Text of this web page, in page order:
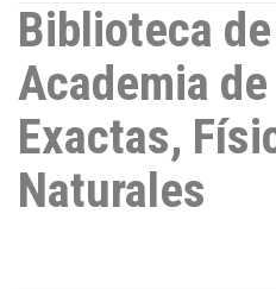
Biblioteca
Academia
Exactas,
Naturales